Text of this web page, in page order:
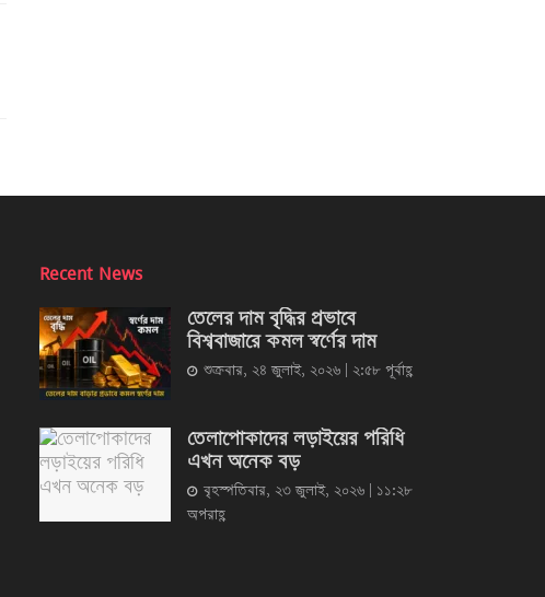
Recent News
তেলের দাম বৃদ্ধির প্রভাবে
বিশ্ববাজারে কমল স্বর্ণের দাম
শুক্রবার, ২৪ জুলাই, ২০২৬ | ২:৫৮ পূর্বাহ্ণ
তেলাপোকাদের লড়াইয়ের পরিধি
এখন অনেক বড়
বৃহস্পতিবার, ২৩ জুলাই, ২০২৬ | ১১:২৮
অপরাহ্ণ